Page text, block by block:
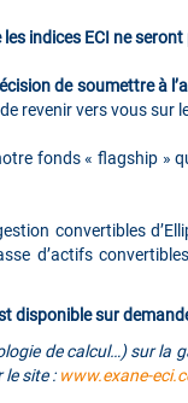
indices ECI ne
de soumettre à
revenir vers vous sur
fonds « flagship
convertibles
d’actifs
disponible sur
de calcul…) sur la
le site : www.exane-